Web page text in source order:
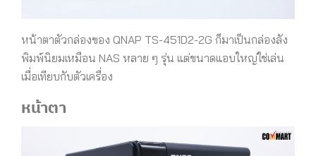
หน้าตาตัวกล่องของ QNAP TS-451D2-2G ก็มาเป็นกล่องลัง
พิมพ์นิยมเหมือน NAS หลาย ๆ รุ่น แต่ขนาดแอบใหญ่ใช่เล่น
เมื่อเทียบกับตัวเครื่อง
หน้าตา